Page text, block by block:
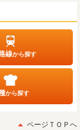
線から探す
から探す
ページＴＯＰへ